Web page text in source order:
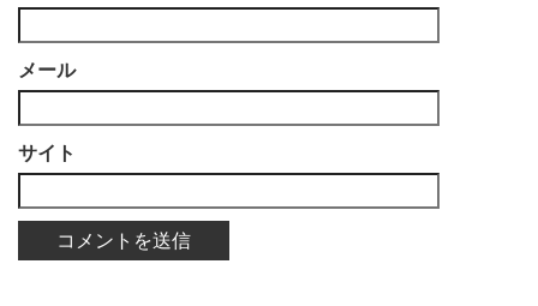
メール
サイト